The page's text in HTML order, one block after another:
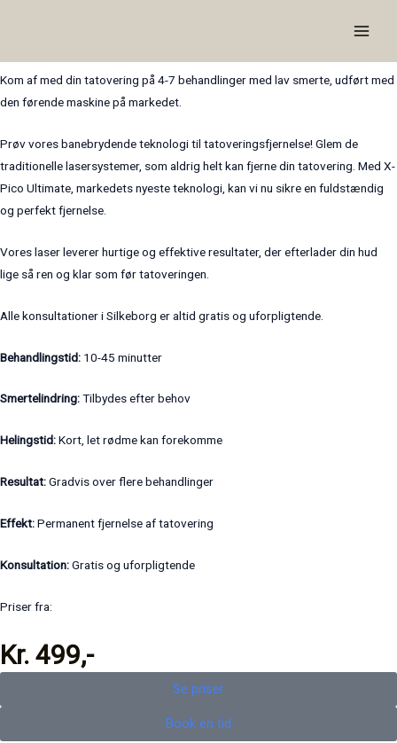
Tatoveringsfjernelse med X-Pico
Kom af med din tatovering på 4-7 behandlinger med lav smerte, udført med
den førende maskine på markedet.
Prøv vores banebrydende teknologi til tatoveringsfjernelse! Glem de
traditionelle lasersystemer, som aldrig helt kan fjerne din tatovering. Med X-
Pico Ultimate, markedets nyeste teknologi, kan vi nu sikre en fuldstændig
og perfekt fjernelse.
Vores laser leverer hurtige og effektive resultater, der efterlader din hud
lige så ren og klar som før tatoveringen.
Alle konsultationer i Silkeborg er altid gratis og uforpligtende.
Behandlingstid: 10-45 minutter
Smertelindring:Tilbydes efter behov
Helingstid:Kort, let rødme kan forekomme
Resultat:Gradvis over flere behandlinger
Effekt:Permanent fjernelse af tatovering
Konsultation:Gratis og uforpligtende
Priser fra:
Kr. 499,-
Se priser
Book en tid